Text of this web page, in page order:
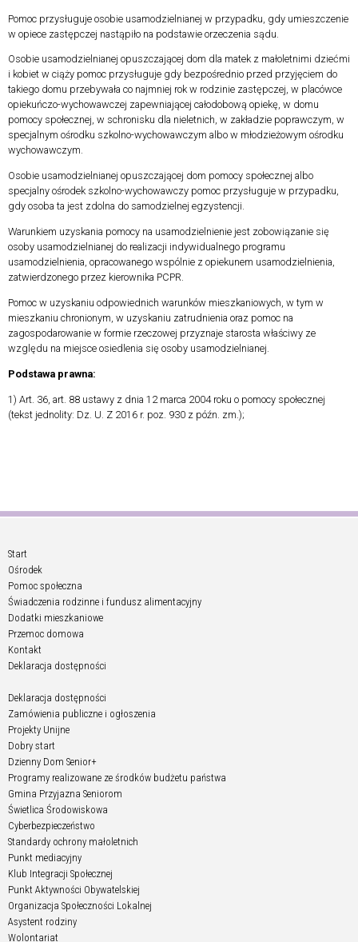
Pomoc przysługuje osobie usamodzielnianej w przypadku, gdy umieszczenie
w opiece zastępczej nastąpiło na podstawie orzeczenia sądu.
Osobie usamodzielnianej opuszczającej dom dla matek z małoletnimi dziećmi
i kobiet w ciąży pomoc przysługuje gdy bezpośrednio przed przyjęciem do
takiego domu przebywała co najmniej rok w rodzinie zastępczej, w placówce
opiekuńczo-wychowawczej zapewniającej całodobową opiekę, w domu
pomocy społecznej, w schronisku dla nieletnich, w zakładzie poprawczym, w
specjalnym ośrodku szkolno-wychowawczym albo w młodzieżowym ośrodku
wychowawczym.
Osobie usamodzielnianej opuszczającej dom pomocy społecznej albo
specjalny ośrodek szkolno-wychowawczy pomoc przysługuje w przypadku,
gdy osoba ta jest zdolna do samodzielnej egzystencji.
Warunkiem uzyskania pomocy na usamodzielnienie jest zobowiązanie się
osoby usamodzielnianej do realizacji indywidualnego programu
usamodzielnienia, opracowanego wspólnie z opiekunem usamodzielnienia,
zatwierdzonego przez kierownika PCPR.
Pomoc w uzyskaniu odpowiednich warunków mieszkaniowych, w tym w
mieszkaniu chronionym, w uzyskaniu zatrudnienia oraz pomoc na
zagospodarowanie w formie rzeczowej przyznaje starosta właściwy ze
względu na miejsce osiedlenia się osoby usamodzielnianej.
Podstawa prawna:
1) Art. 36, art. 88 ustawy z dnia 12 marca 2004 roku o pomocy społecznej
(tekst jednolity: Dz. U. Z 2016 r. poz. 930 z późn. zm.);
Start
Ośrodek
Pomoc społeczna
Świadczenia rodzinne i fundusz alimentacyjny
Dodatki mieszkaniowe
Przemoc domowa
Kontakt
Deklaracja dostępności
Deklaracja dostępności
Zamówienia publiczne i ogłoszenia
Projekty Unijne
Dobry start
Dzienny Dom Senior+
Programy realizowane ze środków budżetu państwa
Gmina Przyjazna Seniorom
Świetlica Środowiskowa
Cyberbezpieczeństwo
Standardy ochrony małoletnich
Punkt mediacyjny
Klub Integracji Społecznej
Punkt Aktywności Obywatelskiej
Organizacja Społeczności Lokalnej
Asystent rodziny
Wolontariat